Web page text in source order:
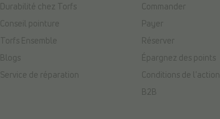
Durabilité chez Torfs
Conseil pointure
Torfs Ensemble
Blogs
Service de réparation
Commander
Payer
Réserver
Épargnez des points
Conditions de l'action
B2B